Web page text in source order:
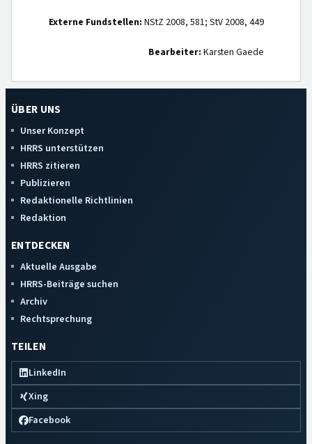
Externe Fundstellen: NStZ 2008, 581; StV 2008, 449
Bearbeiter: Karsten Gaede
ÜBER UNS
Unser Konzept
HRRS unterstützen
HRRS zitieren
Publizieren
Redaktionelle Richtlinien
Redaktion
ENTDECKEN
Aktuelle Ausgabe
HRRS-Beiträge suchen
Archiv
Rechtsprechung
TEILEN
LinkedIn
Xing
Facebook